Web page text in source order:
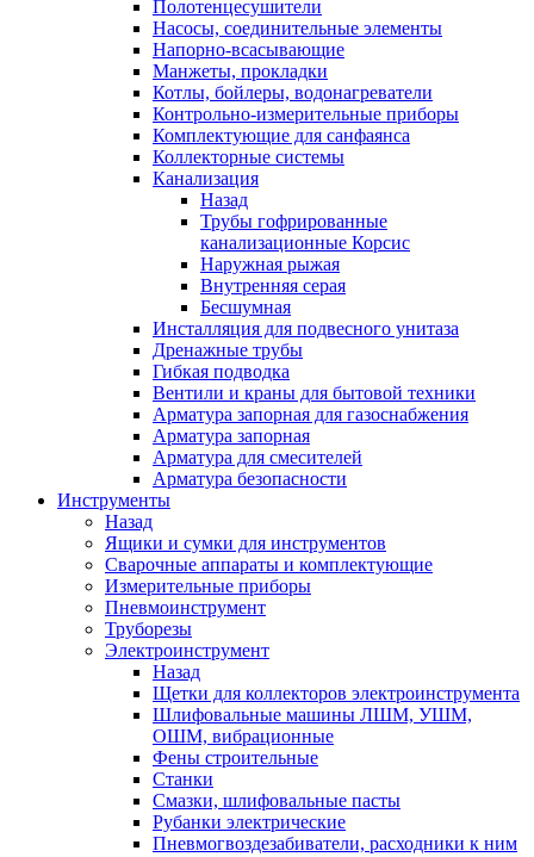
Полотенцесушители
Насосы, соединительные элементы
Напорно-всасывающие
Манжеты, прокладки
Котлы, бойлеры, водонагреватели
Контрольно-измерительные приборы
Комплектующие для санфаянса
Коллекторные системы
Канализация
Назад
Трубы гофрированные
канализационные Корсис
Наружная рыжая
Внутренняя серая
Бесшумная
Инсталляция для подвесного унитаза
Дренажные трубы
Гибкая подводка
Вентили и краны для бытовой техники
Арматура запорная для газоснабжения
Арматура запорная
Арматура для смесителей
Арматура безопасности
Инструменты
Назад
Ящики и сумки для инструментов
Сварочные аппараты и комплектующие
Измерительные приборы
Пневмоинструмент
Труборезы
Электроинструмент
Назад
Щетки для коллекторов электроинструмента
Шлифовальные машины ЛШМ, УШМ,
ОШМ, вибрационные
Фены строительные
Станки
Смазки, шлифовальные пасты
Рубанки электрические
Пневмогвоздезабиватели, расходники к ним